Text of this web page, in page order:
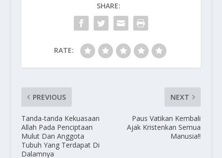
SHARE:
RATE:
PREVIOUS
Tanda-tanda Kekuasaan
Allah Pada Penciptaan
Mulut Dan Anggota
Tubuh Yang Terdapat Di
Dalamnya
NEXT
Paus Vatikan Kembali
Ajak Kristenkan Semua
Manusia!!